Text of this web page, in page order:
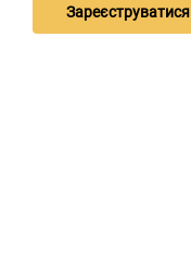
Зареєструватися